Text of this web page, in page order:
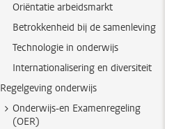
Oriëntatie arbeidsmarkt
Betrokkenheid bij de samenleving
Technologie in onderwijs
Internationalisering en diversiteit
Regelgeving onderwijs
Onderwijs-en Examenregeling
(OER)